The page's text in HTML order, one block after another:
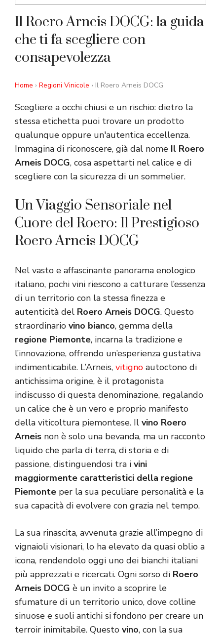
Il Roero Arneis DOCG: la guida
che ti fa scegliere con
consapevolezza
Home › Regioni Vinicole › Il Roero Arneis DOCG
Scegliere a occhi chiusi e un rischio: dietro la
stessa etichetta puoi trovare un prodotto
qualunque oppure un'autentica eccellenza.
Immagina di riconoscere, già dal nome Il Roero
Arneis DOCG, cosa aspettarti nel calice e di
scegliere con la sicurezza di un sommelier.
Un Viaggio Sensoriale nel
Cuore del Roero: Il Prestigioso
Roero Arneis DOCG
Nel vasto e affascinante panorama enologico
italiano, pochi vini riescono a catturare l’essenza
di un territorio con la stessa finezza e
autenticità del Roero Arneis DOCG. Questo
straordinario vino bianco, gemma della
regione Piemonte, incarna la tradizione e
l’innovazione, offrendo un’esperienza gustativa
indimenticabile. L’Arneis, vitigno autoctono di
antichissima origine, è il protagonista
indiscusso di questa denominazione, regalando
un calice che è un vero e proprio manifesto
della viticoltura piemontese. Il vino Roero
Arneis non è solo una bevanda, ma un racconto
liquido che parla di terra, di storia e di
passione, distinguendosi tra i vini
maggiormente caratteristici della regione
Piemonte per la sua peculiare personalità e la
sua capacità di evolvere con grazia nel tempo.
La sua rinascita, avvenuta grazie all’impegno di
vignaioli visionari, lo ha elevato da quasi oblio a
icona, rendendolo oggi uno dei bianchi italiani
più apprezzati e ricercati. Ogni sorso di Roero
Arneis DOCG è un invito a scoprire le
sfumature di un territorio unico, dove colline
sinuose e suoli antichi si fondono per creare un
terroir inimitabile. Questo vino, con la sua